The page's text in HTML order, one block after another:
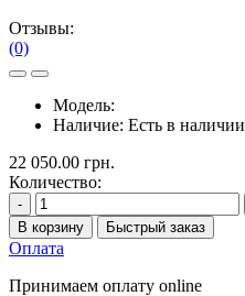
Отзывы:
(0)
Модель:
Наличие: Есть в наличии
22 050.00 грн.
Количество:
-
В корзину
Быстрый заказ
Оплата
Принимаем оплату online